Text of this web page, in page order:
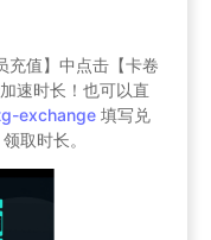
充值】中点击【卡卷
速时长！也可以直
exchange 填写兑
取时长。